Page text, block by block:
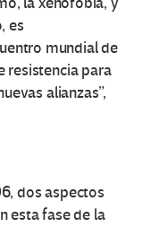
es
mundial de
resistencia para
alianzas”,
dos aspectos
esta fase de la